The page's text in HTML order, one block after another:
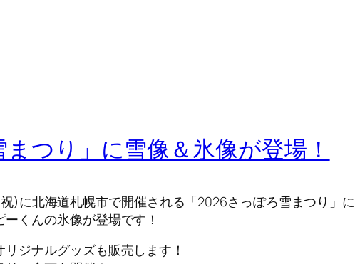
まつり」に雪像＆氷像が登場！
)に北海道札幌市で開催される「2026さっぽろ雪まつり」に
くんの氷像が登場です！
ジナルグッズも販売します！